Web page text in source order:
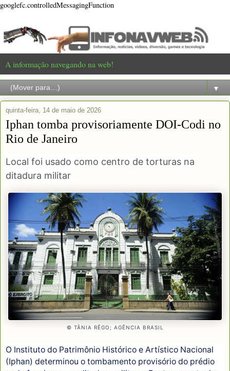
googlefc.controlledMessagingFunction
A informação navegando na web!
▼
quinta-feira, 14 de maio de 2026
Iphan tomba provisoriamente DOI-Codi no
Rio de Janeiro
Local foi usado como centro de torturas na
ditadura militar
© TÂNIA RÊGO; AGÊNCIA BRASIL
O Instituto do Patrimônio Histórico e Artístico Nacional
(Iphan) determinou o tombamento provisório do prédio